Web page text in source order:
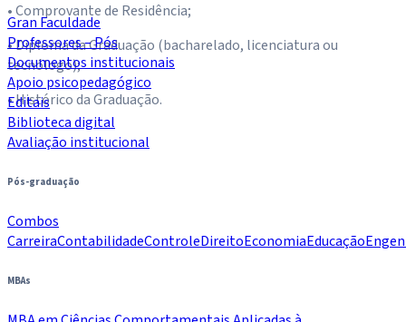
• Comprovante de Residência;
• Diploma da Graduação (bacharelado, licenciatura ou
tecnólogo);
• Histórico da Graduação.
Gran Faculdade
Professores – Pós
Documentos institucionais
Apoio psicopedagógico
Editais
Biblioteca digital
Avaliação institucional
Pós-graduação
Combos
CarreiraContabilidadeControleDireitoEconomiaEducação
MBAs